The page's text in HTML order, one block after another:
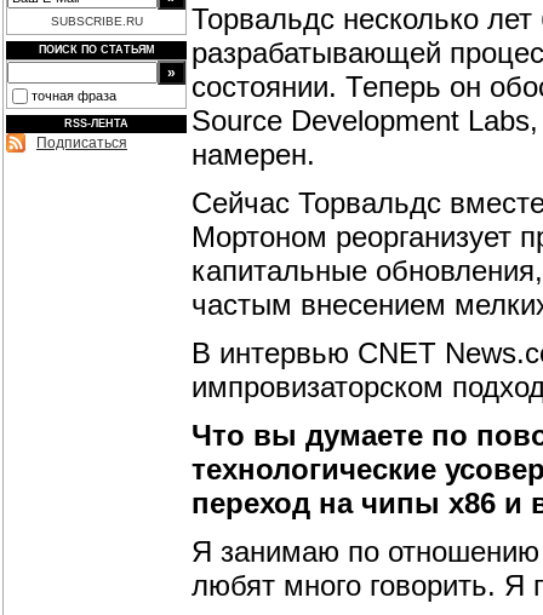
SUBSCRIBE.RU
ПОИСК ПО СТАТЬЯМ
точная фраза
RSS-ЛЕНТА
Подписаться
Торвальдс несколько
разрабатывающей
состоянии. Теперь он
Source Development
намерен.
Сейчас Торвальдс
Мортоном реорганизует
капитальные
частым внесением
В интервью CNET
импровизаторском
Что вы думаете по
технологические
переход на чипы х86 и
Я занимаю по
любят много говорить. Я